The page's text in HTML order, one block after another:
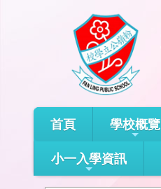
首頁 學校概覽
小一入學資訊